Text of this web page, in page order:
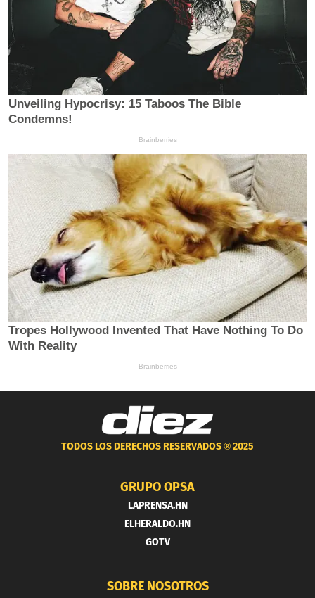
TODOS LOS DERECHOS RESERVADOS ®2025
GRUPO OPSA
LAPRENSA.HN
ELHERALDO.HN
GOTV
SOBRE NOSOTROS